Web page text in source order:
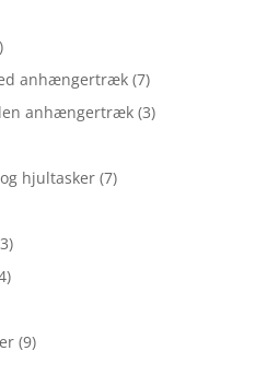
anhængertræk (7)
anhængertræk (3)
hjultasker (7)
(9)